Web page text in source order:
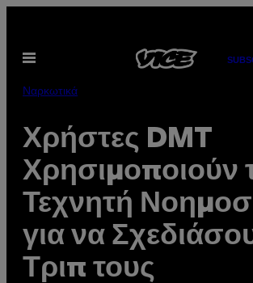
περιεχόμενο
Ανοίξτε
Ναρκωτικά
Χρήστες DMT
Χρησιμοποιούν
Τεχνητή
για να
Τριπ τους